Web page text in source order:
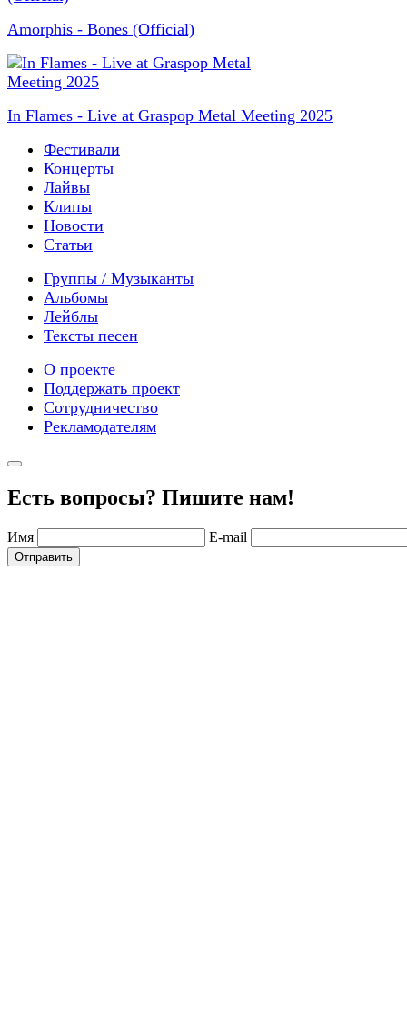
Amorphis - Bones (Official)
In Flames - Live at Graspop Metal Meeting 2025
Фестивали
Концерты
Лайвы
Клипы
Новости
Статьи
Группы / Музыканты
Альбомы
Лейблы
Тексты песен
О проекте
Поддержать проект
Сотрудничество
Рекламодателям
Есть вопросы? Пишите нам!
Имя E-mail